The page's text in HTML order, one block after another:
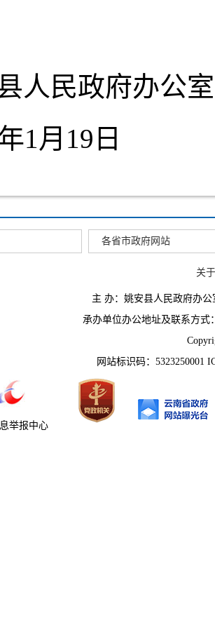
人民政府办公室
1月19日
各省市政府网站
关
主 办：姚安县人民政府办
承办单位办公地址及联系方式
网站标识码：5323250001
举报中心